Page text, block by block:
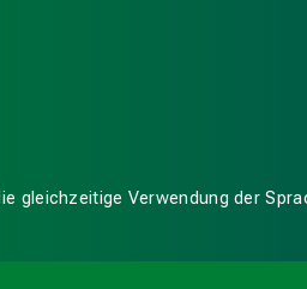
gleichzeitige Verwendung der